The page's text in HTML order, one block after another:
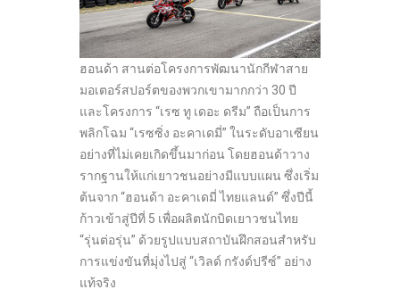
ฮอนด้า สานต่อโครงการพัฒนานักกีฬาสาย
มอเตอร์สปอร์ตของพวกเขามากกว่า 30 ปี
และโครงการ “เรซ ทู เดอะ ดรีม” ถือเป็นการ
พลิกโฉม “เรซซิ่ง อะคาเดมี่” ในระดับอาเซียน
อย่างที่ไม่เคยเกิดขึ้นมาก่อน โดยฮอนด้าวาง
รากฐานให้แก่เยาวชนอย่างมีแบบแผน ซึ่งเริ่ม
ต้นจาก “ฮอนด้า อะคาเดมี่ ไทยแลนด์” ซึ่งปีนี้
ก้าวเข้าสู่ปีที่ 5 เพื่อผลิตนักบิดเยาวชนไทย
“รุ่นต่อรุ่น” ด้วยรูปแบบสถาบันฝึกสอนสำหรับ
การแข่งขันที่มุ่งไปสู่ “เวิลด์ กรังด์ปรีซ์” อย่าง
แท้จริง